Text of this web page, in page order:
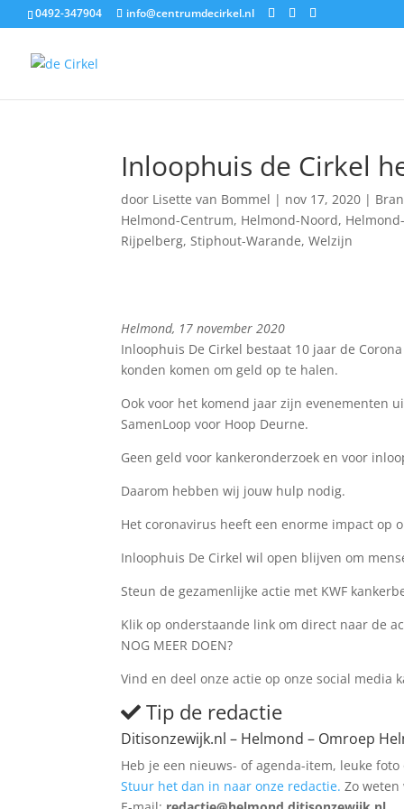
0492-347904 info@centrumdecirkel.nl
Inloophuis de Cirkel
door Lisette van Bommel | nov 17, 2020 |
Helmond-Centrum, Helmond-Noord,
Rijpelberg,Stiphout-Warande,Welzijn
Helmond, 17 november 2020
Inloophuis De Cirkel bestaat 10 jaar de
konden komen om geld op te halen.
Ook voor het komend jaar zijn evenementen
SamenLoop voor Hoop Deurne.
Geen geld voor kankeronderzoek en voor
Daarom hebben wij jouw hulp nodig.
Het coronavirus heeft een enorme impact op
Inloophuis De Cirkel wil open blijven om
Steun de gezamenlijke actie met KWF
Klik op onderstaande link om direct naar de
NOG MEER DOEN?
Vind en deel onze actie op onze social media
Tip de redactie
Ditisonzewijk.nl – Helmond – Omroep
Heb je een nieuws- of agenda-item, leuke
Stuur het dan in naar onze redactie. Zo